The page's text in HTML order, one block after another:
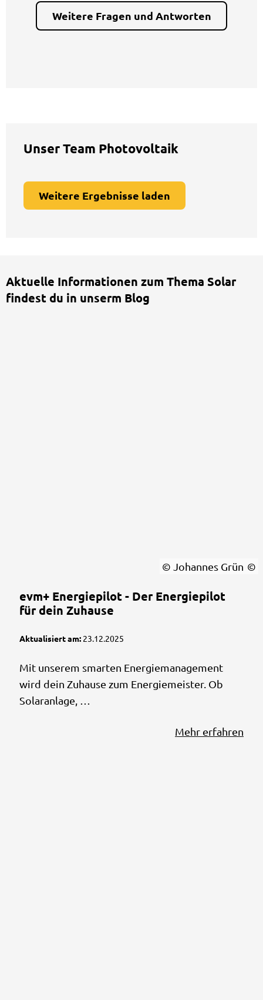
Weitere Fragen und Antworten
Unser Team Photovoltaik
Weitere Ergebnisse laden
Aktuelle Informationen zum Thema Solar
findest du in unserm Blog
© Johannes Grün
evm+ Energiepilot - Der Energiepilot
für dein Zuhause
Aktualisiert am: 23.12.2025
Mit unserem smarten Energiemanagement
wird dein Zuhause zum Energiemeister. Ob
Solaranlage, …
Mehr erfahren